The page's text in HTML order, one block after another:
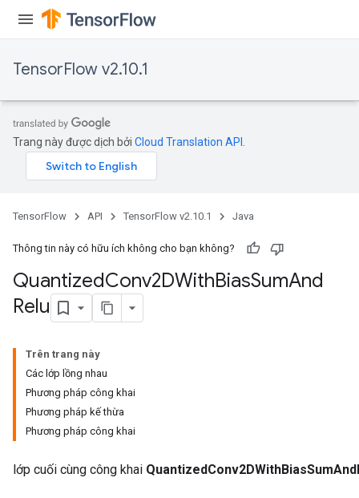
TensorFlow v2.10.1
Trang này được dịch bởi Cloud Translation API
TensorFlow API TensorFlow v2.10.1 Java
Thông tin này có hữu ích không cho bạn không?
QuantizedConv2DWithBiasSumAnd
Relu
Trên trang này
Các lớp lồng nhau
Phương pháp công khai
Phương pháp kế thừa
Phương pháp công khai
lớp cuối cùng công khai